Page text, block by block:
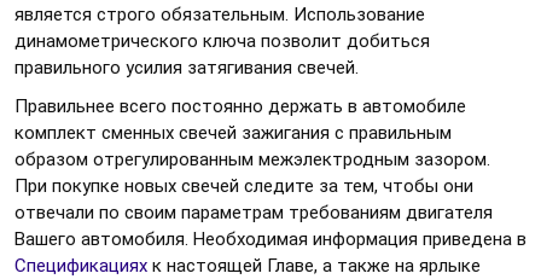
является строго обязательным. Использование
динамометрического ключа позволит добиться
правильного усилия затягивания свечей.
Правильнее всего постоянно держать в автомобиле
комплект сменных свечей зажигания с правильным
образом отрегулированным межэлектродным зазором.
При покупке новых свечей следите за тем, чтобы они
отвечали по своим параметрам требованиям двигателя
Вашего автомобиля. Необходимая информация приведена в
Спецификациях к настоящей Главе, а также на ярлыке